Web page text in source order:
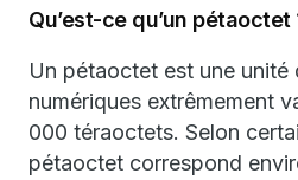
Qu’est-ce qu’un pétaoctet
Un pétaoctet est une unité
numériques extrêmement
000 téraoctets. Selon
pétaoctet correspond